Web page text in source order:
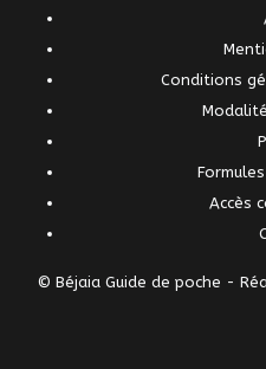
Conditions
Accès
© Béjaia Guide de poche -